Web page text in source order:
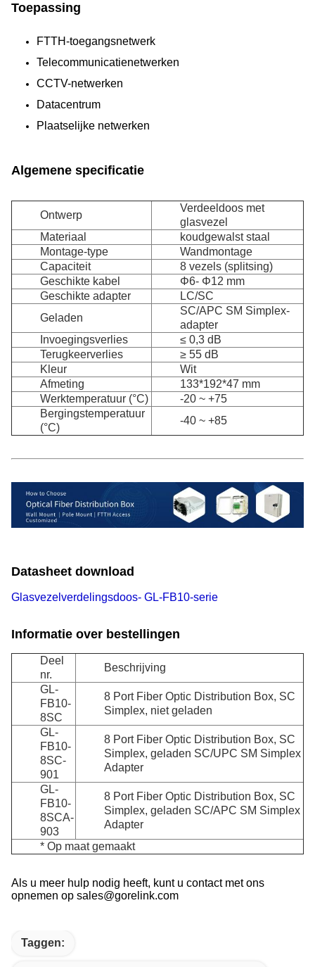
Toepassing
FTTH-toegangsnetwerk
Telecommunicatienetwerken
CCTV-netwerken
Datacentrum
Plaatselijke netwerken
Algemene specificatie
Ontwerp
Verdeeldoos met
glasvezel
Materiaal
koudgewalst staal
Montage-type
Wandmontage
Capaciteit
8 vezels (splitsing)
Geschikte kabel
Φ6- Φ12 mm
Geschikte adapter
LC/SC
Geladen
SC/APC SM Simplex-
adapter
Invoegingsverlies
≤ 0,3 dB
Terugkeerverlies
≥ 55 dB
Kleur
Wit
Afmeting
133*192*47 mm
Werktemperatuur (°C)
-20 ~ +75
Bergingstemperatuur
(°C)
-40 ~ +85
Datasheet download
Glasvezelverdelingsdoos- GL-FB10-serie
Informatie over bestellingen
Deel
nr.
Beschrijving
GL-
FB10-
8SC
8 Port Fiber Optic Distribution Box, SC
Simplex, niet geladen
GL-
FB10-
8SC-
901
8 Port Fiber Optic Distribution Box, SC
Simplex, geladen SC/UPC SM Simplex
Adapter
GL-
FB10-
8SCA-
903
8 Port Fiber Optic Distribution Box, SC
Simplex, geladen SC/APC SM Simplex
Adapter
* Op maat gemaakt
Als u meer hulp nodig heeft, kunt u contact met ons
opnemen op sales@gorelink.com
Taggen: